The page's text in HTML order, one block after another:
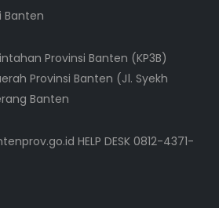
Banten
Provinsi Banten (KP3B)
Provinsi Banten (Jl. Syekh
Banten
HELP DESK 0812-4371-